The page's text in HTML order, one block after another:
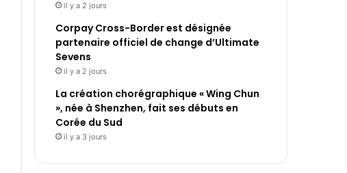
il y a 2 jours
Corpay Cross-Border est désignée
partenaire officiel de change d’Ultimate
Sevens
il y a 2 jours
La création chorégraphique « Wing Chun
», née à Shenzhen, fait ses débuts en
Corée du Sud
il y a 3 jours